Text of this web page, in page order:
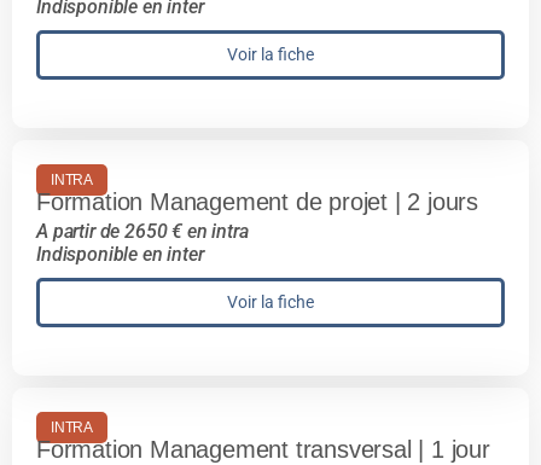
Indisponible en inter
Voir la fiche
INTRA
Formation Management de projet | 2 jours
A partir de 2650 € en intra
Indisponible en inter
Voir la fiche
INTRA
Formation Management transversal | 1 jour